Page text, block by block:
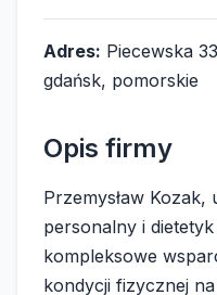
Adres: Piecewska
gdańsk, pomorskie
Opis firmy
Przemysław
personalny i
kompleksowe
kondycji fizycznej